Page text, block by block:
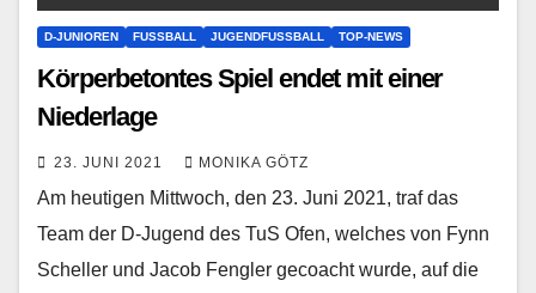
D-JUNIOREN FUSSBALL JUGENDFUSSBALL TOP-NEWS
Körperbetontes Spiel endet mit einer
Niederlage
23. JUNI 2021 MONIKA GÖTZ
Am heutigen Mittwoch, den 23. Juni 2021, traf das
Team der D-Jugend des TuS Ofen, welches von Fynn
Scheller und Jacob Fengler gecoacht wurde, auf die